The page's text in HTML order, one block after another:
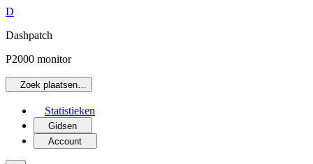
D
Dashpatch
P2000 monitor
Zoek plaatsen…
Statistieken
Gidsen
Account